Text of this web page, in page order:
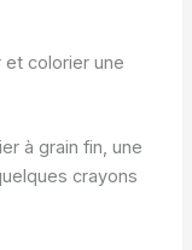
colorier une
à grain fin, une
crayons